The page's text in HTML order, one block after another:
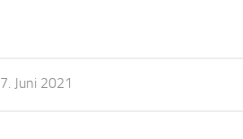
7. Juni 2021